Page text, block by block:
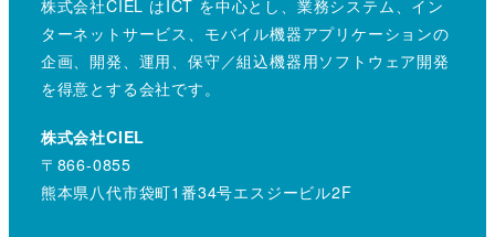
株式会社CIEL はICT を中心とし、業務システム、イン
ターネットサービス、モバイル機器アプリケーションの
企画、開発、運用、保守／組込機器用ソフトウェア開発
を得意とする会社です。
株式会社CIEL
〒866-0855
熊本県八代市袋町1番34号エスジービル2F